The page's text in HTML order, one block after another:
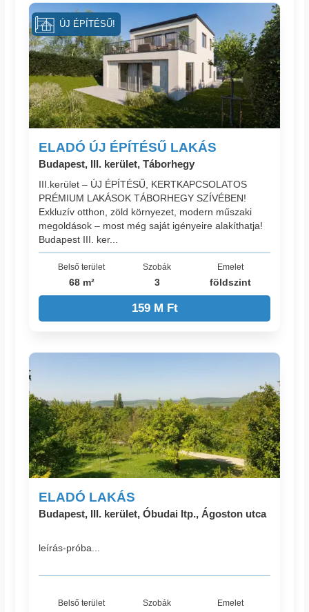
ELADÓ ÚJ ÉPÍTÉSŰ LAKÁS
Budapest, III. kerület, Táborhegy
III.kerület – ÚJ ÉPÍTÉSŰ, KERTKAPCSOLATOS
PRÉMIUM LAKÁSOK TÁBORHEGY SZÍVÉBEN!
Exkluzív otthon, zöld környezet, modern műszaki
megoldások – most még saját igényeire alakíthatja!
Budapest III. ker...
Belső terület
68 m²
Szobák
3
Emelet
földszint
159 M Ft
ÚJ ÉPÍTÉSŰ!
ELADÓ LAKÁS
Budapest, III. kerület, Óbudai ltp., Ágoston utca
leírás-próba...
Belső terület Szobák Emelet